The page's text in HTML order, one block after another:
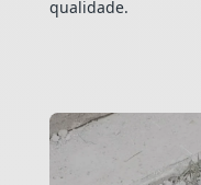
qualidade.